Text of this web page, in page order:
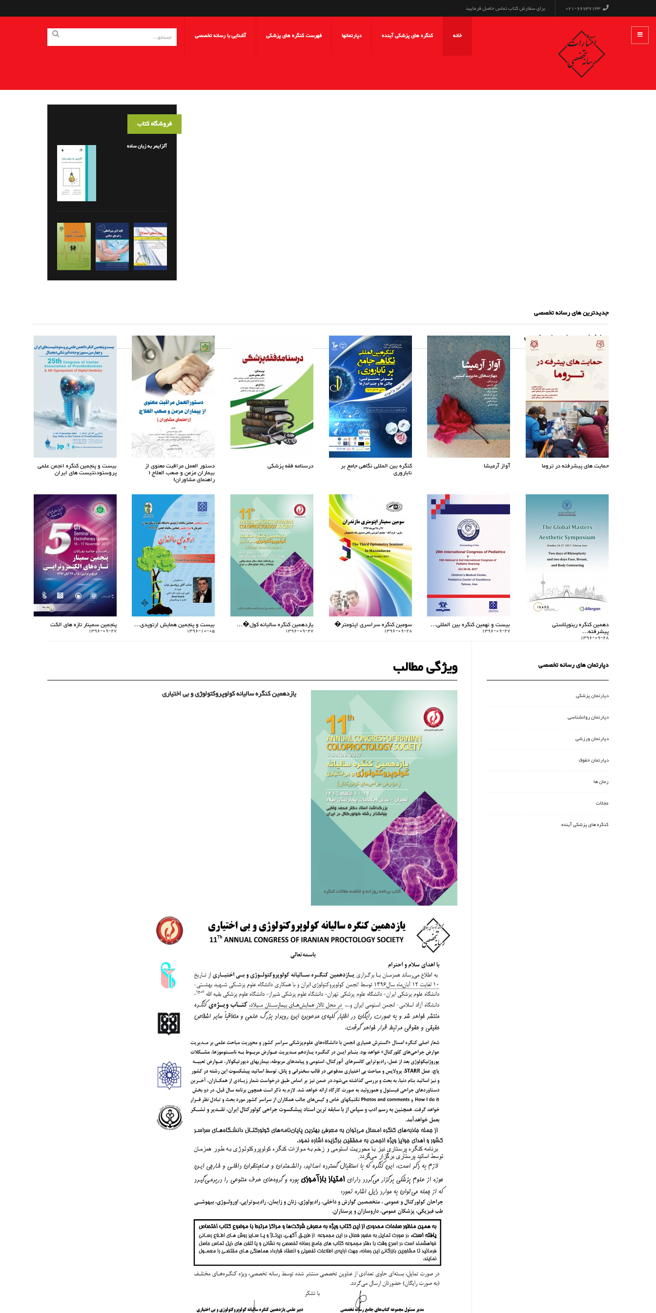
021-66737133 برای سفارش کتاب تماس حاصل فرمایید
خانه کنگره های پزشکی آینده دپارتمانها فهرست کنگره های پزشکی آشنایی با رسانه تخصصی
فروشگاه کتاب
آلزایمر به زبان ساده
جدیدترین های رسانه تخصصی
پرطرفدارترین های رسانه تخصصی
حمایت های پیشرفته در تروما آواز آرمیشا کنگره بین المللی نگاهی جامع بر
ناباروری
درسنامه فقه پزشکی دستور العمل مراقبت معنوی از
بیماران مزمن و صعب العلاج (
راهنمای مشاوران)
بیست و پنجمین کنگره انجمن علمی
پروستودنتیست های ایران
دهمین کنگره رینوپلاستی
پیشرفته...
1396-09-28
بیست و نهمین کنگره بین المللی...
1396-09-27
سومین کنگره سراسری اپتومتر�
1396-09-28
یازدهمین کنگره سالیانه کول�...
1396-09-27
بیست و پنجمین همایش ارتوپدی...
1396-10-05
پنجمین سمینار تازه های الکت
1396-09-27
ویژگی مطالب
یازدهمین کنگره سالیانه کولوپروکتولوژی و بی اختیاری
دپارتمان های رسانه تخصصی
دپارتمان پزشکی
دپارتمان روانشناسی
دپارتمان ورزشی
دپارتمان حقوق
رمان ها
مجلات
کنگره های پزشکی آینده